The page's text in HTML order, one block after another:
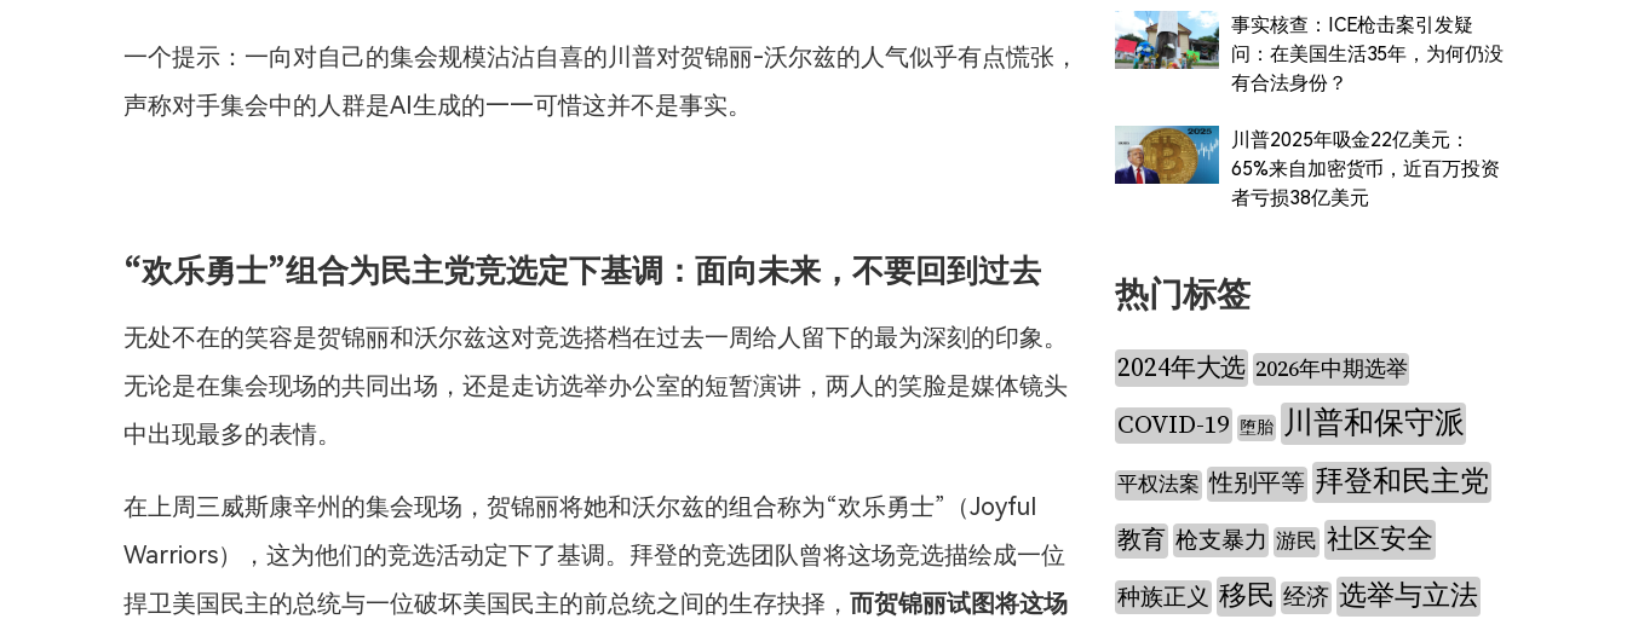
一个提示：一向对自己的集会规模沾沾自喜的川普对贺锦丽-沃尔兹的人气似乎有点慌张，
声称对手集会中的人群是AI生成的——可惜这并不是事实。
“欢乐勇士”组合为民主党竞选定下基调：面向未来，不要回到过去
无处不在的笑容是贺锦丽和沃尔兹这对竞选搭档在过去一周给人留下的最为深刻的印象。
无论是在集会现场的共同出场，还是走访选举办公室的短暂演讲，两人的笑脸是媒体镜头
中出现最多的表情。
在上周三威斯康辛州的集会现场，贺锦丽将她和沃尔兹的组合称为“欢乐勇士”（Joyful
Warriors），这为他们的竞选活动定下了基调。拜登的竞选团队曾将这场竞选描绘成一位
捍卫美国民主的总统与一位破坏美国民主的前总统之间的生存抉择， 而贺锦丽试图将这场
事实核查：ICE枪击案引发疑
问：在美国生活35年，为何仍没
有合法身份？
川普2025年吸金22亿美元：
65%来自加密货币，近百万投资
者亏损38亿美元
热门标签
2024年大选 2026年中期选举
COVID-19 堕胎 川普和保守派
平权法案 性别平等 拜登和民主党
教育 枪支暴力 游民 社区安全
种族正义 移民 经济 选举与立法